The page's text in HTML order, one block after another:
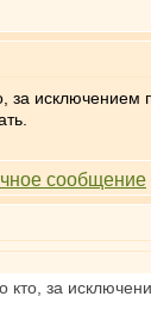
исключением
за